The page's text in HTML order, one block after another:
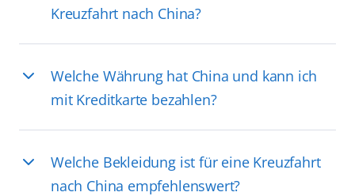
Kreuzfahrt nach China?
Welche Währung hat China und kann ich
mit Kreditkarte bezahlen?
Welche Bekleidung ist für eine Kreuzfahrt
nach China empfehlenswert?